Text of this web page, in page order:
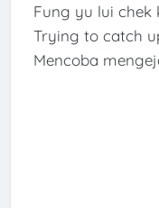
Fung yu lui chek
Trying to catch
Mencoba